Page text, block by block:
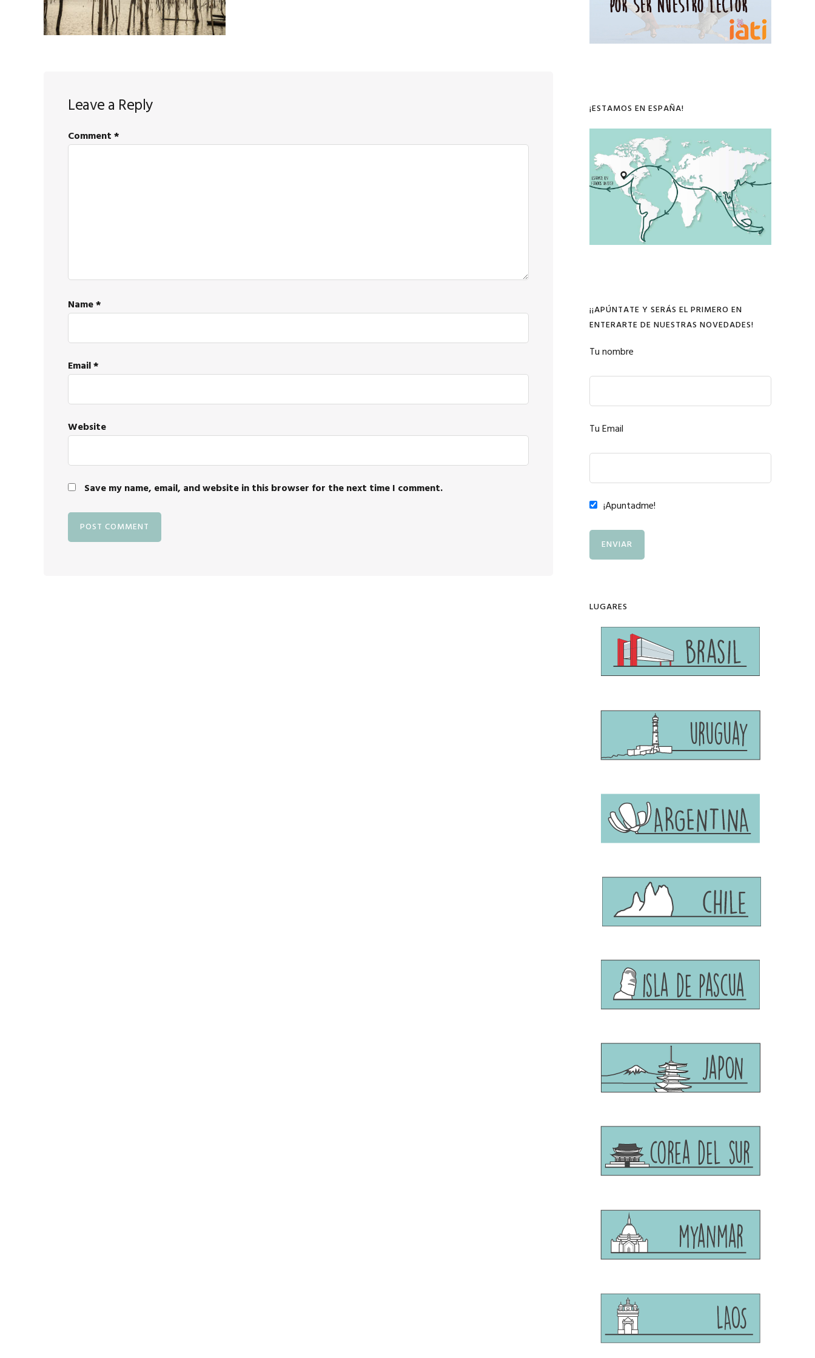
Interactions
Leave a Reply
Comment*
Name*
Email*
Website
Save my name, email, and website in this browser for the next time I comment.
¡ESTAMOS EN ESPAÑA!
¡¡APÚNTATE Y SERÁS EL PRIMERO EN
ENTERARTE DE NUESTRAS NOVEDADES!
Tu nombre
Tu Email
¡Apuntadme!
LUGARES